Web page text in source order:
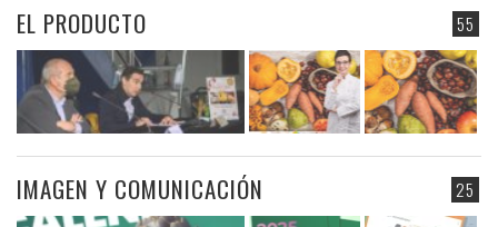
55
EL PRODUCTO
25
IMAGEN Y COMUNICACIÓN